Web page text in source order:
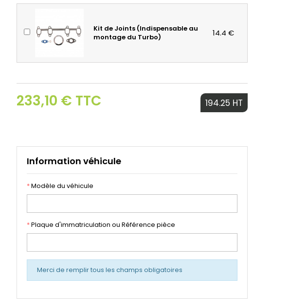
Kit de Joints (Indispensable au
montage du Turbo)
14.4 €
233,10 € TTC 194.25 HT
Information véhicule
*Modèle du véhicule
*Plaque d'immatriculation ou Référence pièce
Merci de remplir tous les champs obligatoires